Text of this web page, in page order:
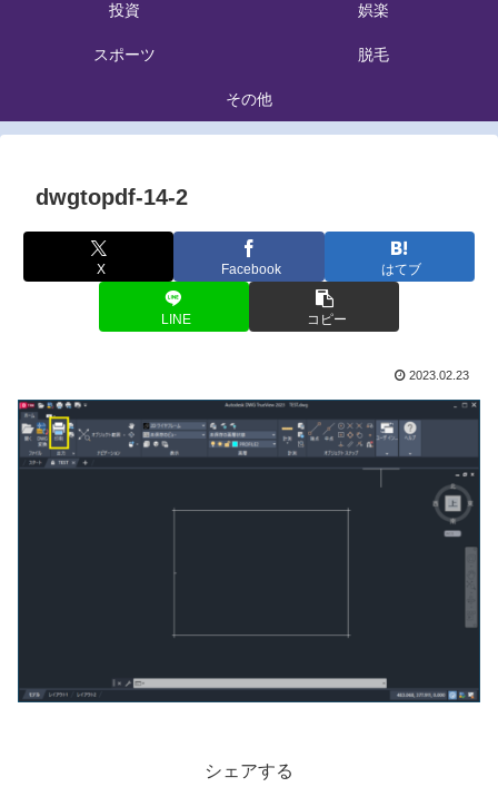
投資 娯楽
スポーツ 脱毛
その他
dwgtopdf-14-2
X Facebook はてブ
LINE コピー
2023.02.23
シェアする